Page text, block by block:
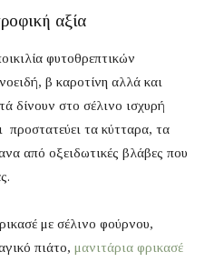
αξία
φυτοθρεπτικών
β καροτίνη αλλά και
δίνουν στο σέλινο ισχυρή
προστατεύει τα κύτταρα, τα
από οξειδωτικές βλάβες που
με σέλινο φούρνου,
πιάτο, μανιτάρια φρικασέ